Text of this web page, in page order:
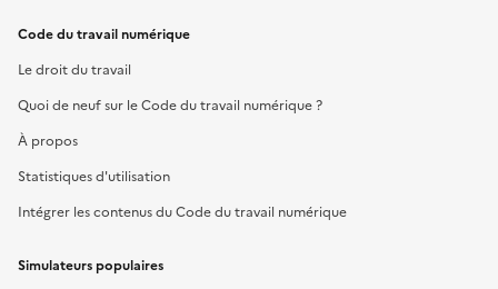
Code du travail numérique
Le droit du travail
Quoi de neuf sur le Code du travail numérique ?
À propos
Statistiques d'utilisation
Intégrer les contenus du Code du travail numérique
Simulateurs populaires